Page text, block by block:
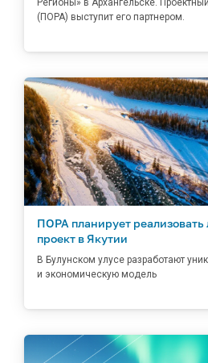
Регионы» в Архангельске.
(ПОРА) выступит его партнером.
ПОРА планирует реализовать
проект в Якутии
В Булунском улусе разработают
и экономическую модель